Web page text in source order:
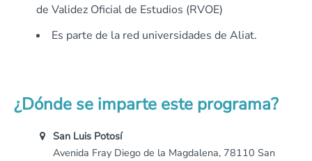
de Validez Oficial de Estudios (RVOE)
Es parte de la red universidades de Aliat.
¿Dónde se imparte este programa?
San Luis Potosí
Avenida Fray Diego de la Magdalena, 78110 San